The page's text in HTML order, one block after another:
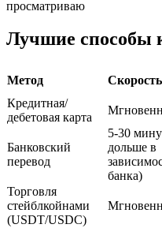
Копирование торговли
Присоединяйтесь к
просматриваю
Лучшие способы
Метод Скорость
Кредитная/
дебетовая карта
Банковский
перевод
5-30
дольше в
банка)
Торговля
стейблкойнами
(USDT/USDC)